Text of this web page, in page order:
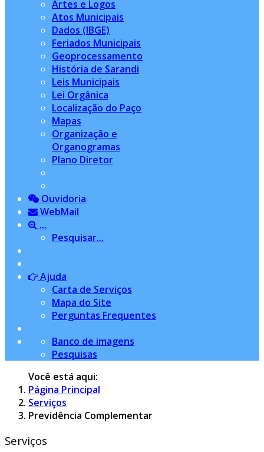
Artes e Logos
Atos Municipais
Dados (IBGE)
Feriados Municipais
Geoprocessamento
História de Sarandi
Leis Municipais
Lei Orgânica
Localização do Paço
Mapas
Organização e
Organogramas
Plano Diretor
Ouvidoria
WebMail
...
Pesquisar...
Ajuda
Carta de Serviços
Mapa do Site
Perguntas Frequentes
Banco de imagens
Pesquisas
Você está aqui:
Página Principal
Serviços
Previdência Complementar
Serviços